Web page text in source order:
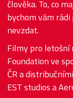
člověka. To, co
bychom vám
nevzdat.
Filmy pro letošní
Foundation ve
ČR a
EST studios a